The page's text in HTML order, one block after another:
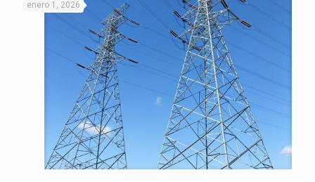
enero 1, 2026